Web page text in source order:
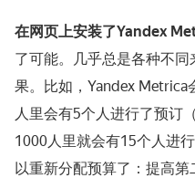
在网页上安装了Yandex
了可能。几乎总是各种不
果。比如，Yandex
人里会有5个人进行了预订
1000人里就会有15个人进
以重新分配预算了：提高